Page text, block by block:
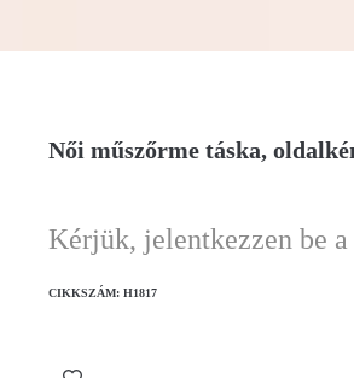
Női műszőrme táska,
Kérjük, jelentkezzen be
CIKKSZÁM: H1817